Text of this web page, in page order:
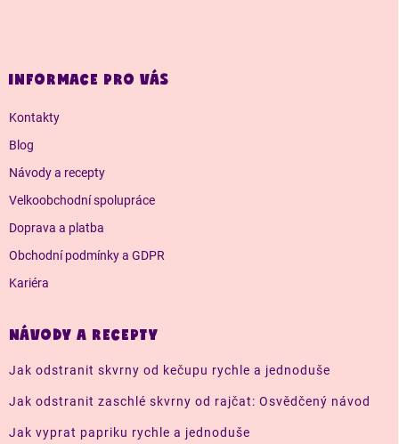
a INFORMACE PRO VÁS
Kontakty
Blog
Návody a recepty
Velkoobchodní spolupráce
Doprava a platba
Obchodní podmínky a GDPR
Kariéra
NÁVODY A RECEPTY
Jak odstranit skvrny od kečupu rychle a jednoduše
Jak odstranit zaschlé skvrny od rajčat: Osvědčený návod
Jak vyprat papriku rychle a jednoduše